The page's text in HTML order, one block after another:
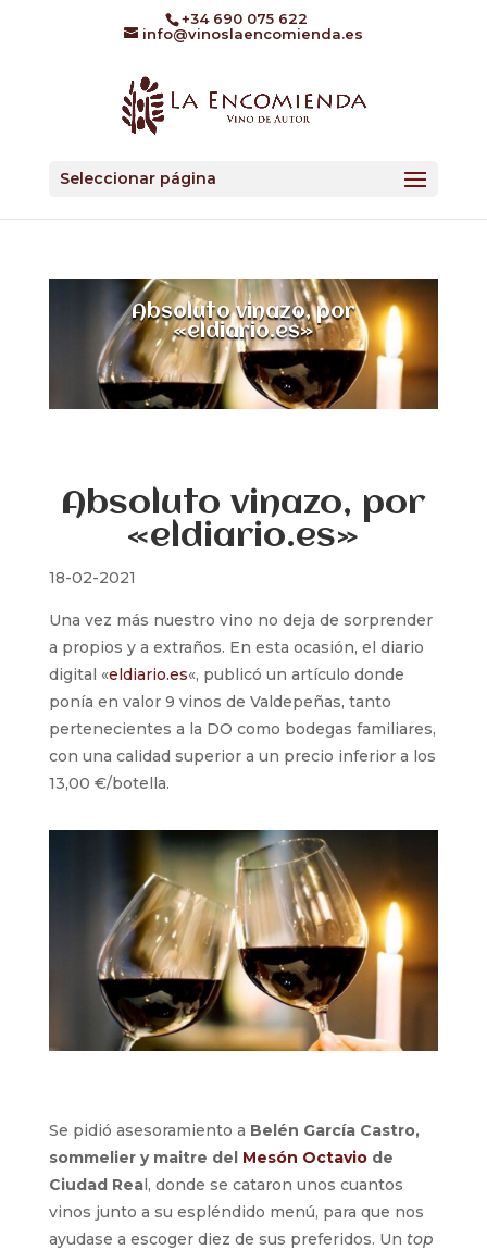
+34 690 075 622
info@vinoslaencomienda.es
Seleccionar página
Absoluto vinazo, por
«eldiario.es»
Absoluto vinazo, por
«eldiario.es»
18-02-2021
Una vez más nuestro vino no deja de sorprender
a propios y a extraños. En esta ocasión, el diario
digital «eldiario.es«, publicó un artículo donde
ponía en valor 9 vinos de Valdepeñas, tanto
pertenecientes a la DO como bodegas familiares,
con una calidad superior a un precio inferior a los
13,00 €/botella.
Se pidió asesoramiento a Belén García Castro,
sommelier y maitre del Mesón Octaviode
Ciudad Real, donde se cataron unos cuantos
vinos junto a su espléndido menú, para que nos
ayudase a escoger diez de sus preferidos. Un top